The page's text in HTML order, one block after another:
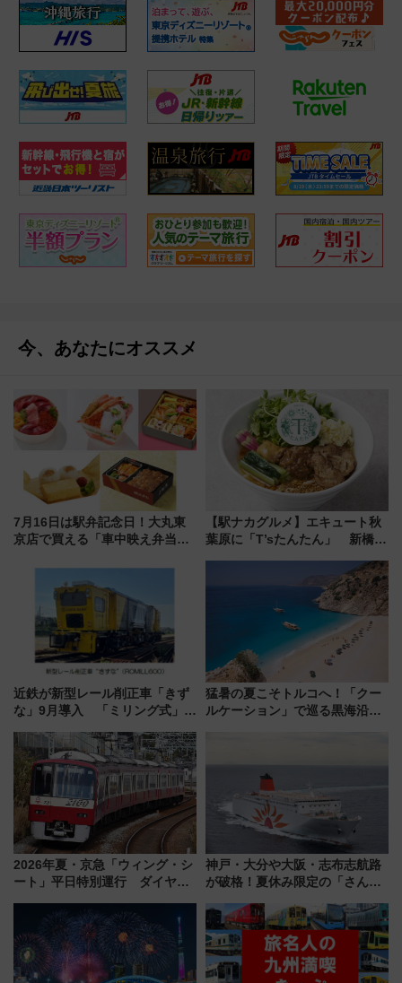
今、あなたにオススメ
7月16日は駅弁記念日！大丸東
京店で買える「車中映え弁当」
【駅ナカグルメ】エキュート秋
葉原に「T’sたんたん」 新橋に
饅」、オムライス専門店「肉と
たまご」新グルメ続々登場！
【2026年8月】
近鉄が新型レール削正車「きず
な」9月導入 「ミリング式」採
化！安全性や乗り心地の向上に
貢献するだけでなく、全線区で
活躍するための仕組みも
猛暑の夏こそトルコへ！「クー
ルケーション」で巡る黒海沿岸
れるべき世界の旅先』
2026年夏・京急「ウィング・シ
ート」平日特別運行 ダイヤ・
三浦海岸を堪能できるお出かけ
プランもご紹介
神戸・大分や大阪・志布志航路
が破格！夏休み限定の「さんふ
ート 夕朝食ビュッフェ付きで
快適な船旅はいかが？